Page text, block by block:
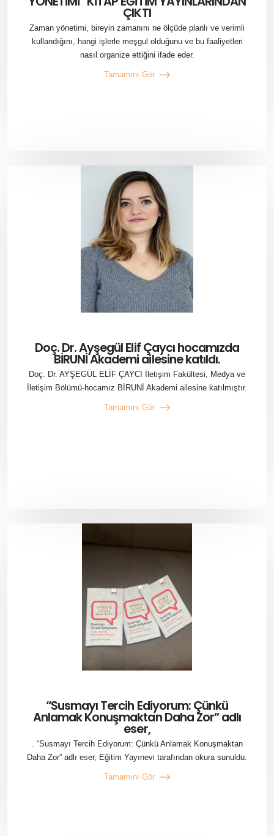
ÇIKTI
Zaman yönetimi, bireyin zamanını ne ölçüde planlı ve verimli
kullandığını, hangi işlerle meşgul olduğunu ve bu faaliyetleri
nasıl organize ettiğini ifade eder.
Tamamını Gör
Doç. Dr. Ayşegül Elif Çaycı hocamızda
BİRUNİ Akademi ailesine katıldı.
Doç. Dr. AYŞEGÜL ELİF ÇAYCI İletişim Fakültesi, Medya ve
İletişim Bölümü-hocamız BİRUNİ Akademi ailesine katılmıştır.
Tamamını Gör
“Susmayı Tercih Ediyorum: Çünkü
Anlamak Konuşmaktan Daha Zor” adlı
eser,
. “Susmayı Tercih Ediyorum: Çünkü Anlamak Konuşmaktan
Daha Zor” adlı eser, Eğitim Yayınevi tarafından okura sunuldu.
Tamamını Gör